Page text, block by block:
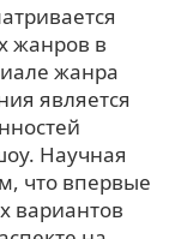
жанров в
жанра
является
Научная
что впервые
вариантов